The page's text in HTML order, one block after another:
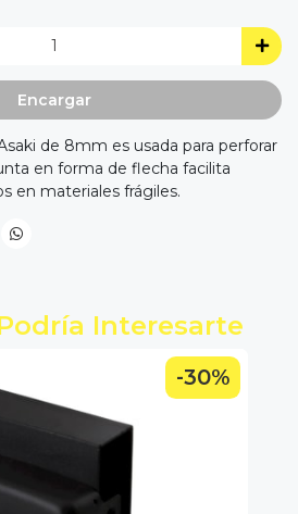
Encargar
de 8mm es usada para perforar
en forma de flecha facilita
en materiales frágiles.
Interesarte
-30%